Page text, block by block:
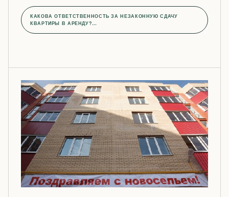
КАКОВА ОТВЕТСТВЕННОСТЬ ЗА НЕЗАКОННУЮ СДАЧУ
КВАРТИРЫ В АРЕНДУ?…